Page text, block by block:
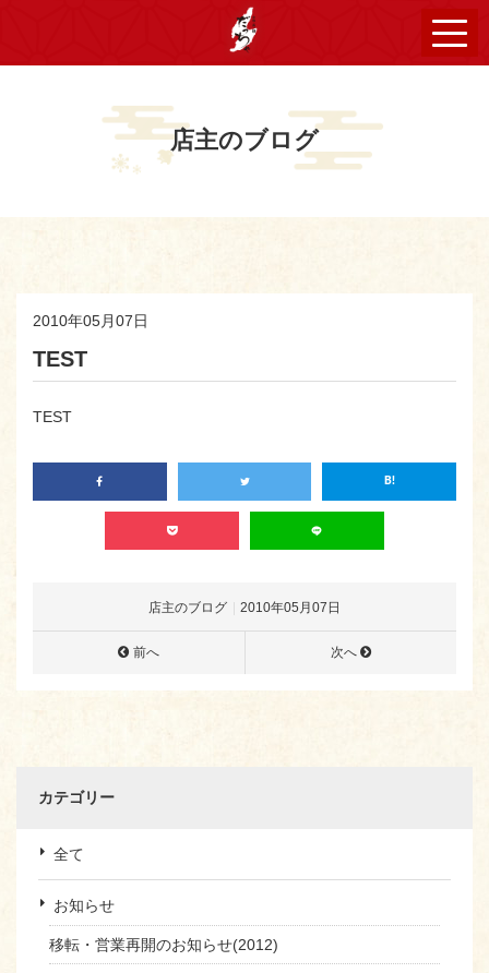
店主のブログ
2010年05月07日
TEST
TEST
店主のブログ 2010年05月07日
前へ 次へ
カテゴリー
全て
お知らせ
移転・営業再開のお知らせ(2012)